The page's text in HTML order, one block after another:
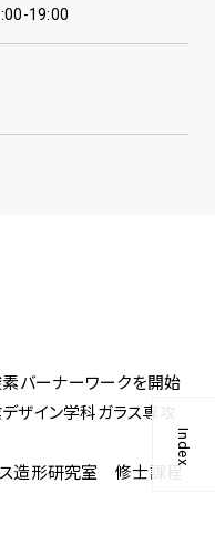
Index
19:00
バーナーワークを開始
イン学科ガラス専攻
造形研究室 修士課程